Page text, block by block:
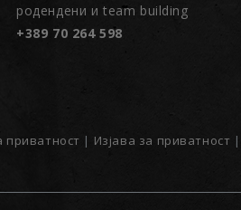
родендени и team building
+389 70 264 598
приватност | Изјава за приватност |